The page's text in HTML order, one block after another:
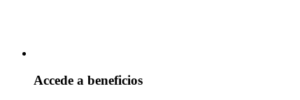
Accede a beneficios